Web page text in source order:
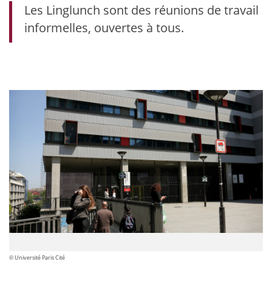
Les Linglunch sont des réunions de travail
informelles, ouvertes à tous.
© Université Paris Cité